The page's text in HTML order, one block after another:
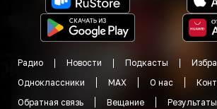
Радио Новости Подкасты
Одноклассники
MAX О нас
Обратная связь
Вещание